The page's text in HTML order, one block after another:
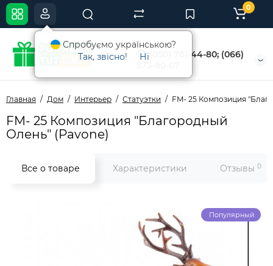
(050) 761-44-80; (066)
0
Главная Дом Интерьер Статуэтки FM- 25 Композиция
FM- 25 Композиция "Благородный
Олень" (Pavone)
Все о товаре Характеристики Отзывы 0
Популярный
Спробуємо українською?
Так, звісно!
Ні